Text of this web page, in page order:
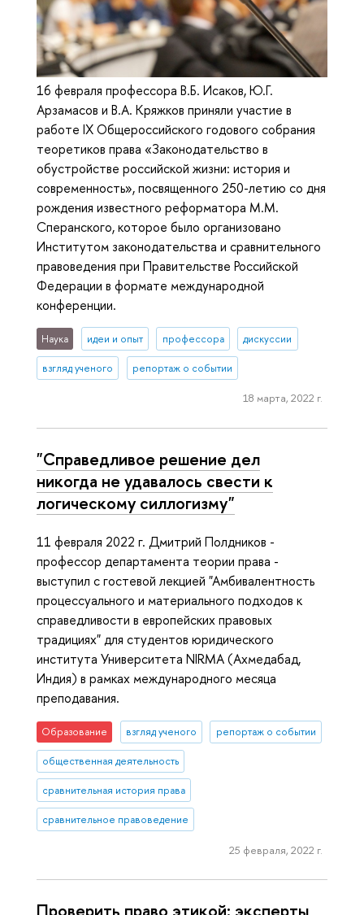
16 февраля профессора В.Б. Исаков, Ю.Г.
Арзамасов и В.А. Кряжков приняли участие в
работе IX Общероссийского годового собрания
теоретиков права «Законодательство в
обустройстве российской жизни: история и
современность», посвященного 250-летию со дня
рождения известного реформатора М.М.
Сперанского, которое было организовано
Институтом законодательства и сравнительного
правоведения при Правительстве Российской
Федерации в формате международной
конференции.
Наука идеи и опыт профессора дискуссии
взгляд ученого репортаж о событии
18 марта, 2022 г.
"Справедливое решение дел
никогда не удавалось свести к
логическому силлогизму"
11 февраля 2022 г. Дмитрий Полдников -
профессор департамента теории права -
выступил с гостевой лекцией "Амбивалентность
процессуального и материального подходов к
справедливости в европейских правовых
традициях" для студентов юридического
института Университета NIRMA (Ахмедабад,
Индия) в рамках международного месяца
преподавания.
Образование взгляд ученого репортаж о событии
общественная деятельность
сравнительная история права
сравнительное правоведение
25 февраля, 2022 г.
Проверить право этикой: эксперты